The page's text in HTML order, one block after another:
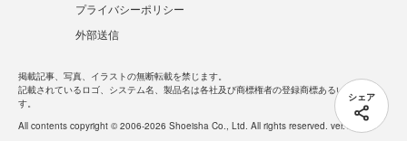
シェア
プライバシーポリシー
外部送信
掲載記事、写真、イラストの無断転載を禁じます。
記載されているロゴ、システム名、製品名は各社及び商標権者の登録商標あるいは商標で
す。
All contents copyright © 2006-2026 Shoeisha Co., Ltd. All rights reserved. ver.1.5